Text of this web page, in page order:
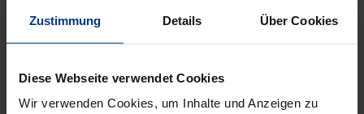
Zustimmung Details Über Cookies
Diese Webseite verwendet Cookies
Wir verwenden Cookies, um Inhalte und Anzeigen zu
die Unabhängigkeit eines Staates oder die Freiheit
eines Volkes von Aggressoren bedroht sind,